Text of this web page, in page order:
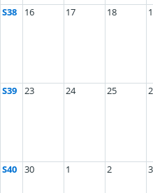
S38 16 17 18
S39 23 24 25
S40 30 1 2 3